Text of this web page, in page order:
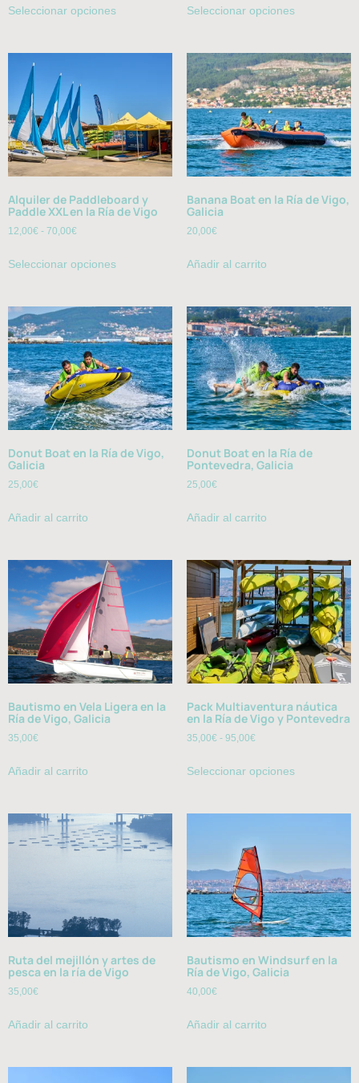
Seleccionar opciones Seleccionar opciones
Alquiler de Paddleboard y
Paddle XXL en la Ría de Vigo
12,00€ - 70,00€
Seleccionar opciones
Banana Boat en la Ría de Vigo,
Galicia
20,00€
Añadir al carrito
Donut Boat en la Ría de Vigo,
Galicia
25,00€
Añadir al carrito
Donut Boat en la Ría de
Pontevedra, Galicia
25,00€
Añadir al carrito
Bautismo en Vela Ligera en la
Ría de Vigo, Galicia
35,00€
Añadir al carrito
Pack Multiaventura náutica
en la Ría de Vigo y Pontevedra
35,00€ - 95,00€
Seleccionar opciones
Ruta del mejillón y artes de
pesca en la ría de Vigo
35,00€
Añadir al carrito
Bautismo en Windsurf en la
Ría de Vigo, Galicia
40,00€
Añadir al carrito